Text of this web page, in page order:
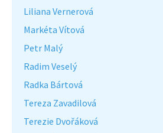
Liliana Vernerová
Markéta Vítová
Petr Malý
Radim Veselý
Radka Bártová
Tereza Zavadilová
Terezie Dvořáková